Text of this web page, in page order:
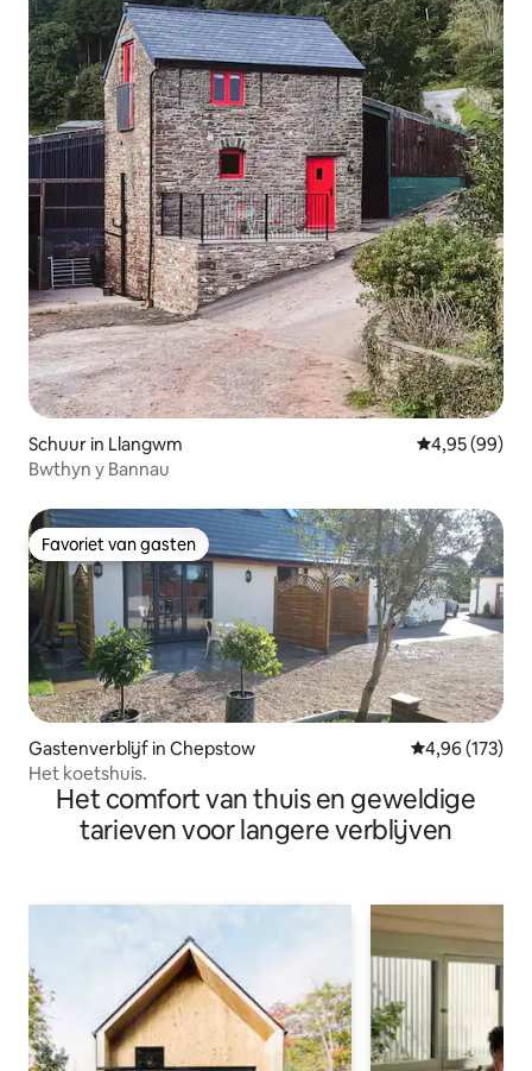
Schuur in Llangwm Gemiddelde
4,95 (99)
Bwthyn y Bannau
Favoriet van gasten
Favoriet van gasten
Gastenverblijf in Chepstow Gemiddelde
4,96 (173)
Het koetshuis.
Het comfort van thuis en geweldige
tarieven voor langere verblijven